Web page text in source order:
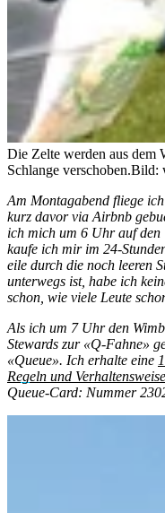
Die Zelte werden aus dem
Schlange verschoben.Bild:
Am Montagabend fliege
kurz davor via Airbnb
ich mich um 6 Uhr auf den
kaufe ich mir im 24-
eile durch die noch leeren
unterwegs ist, habe ich
schon, wie viele Leute
Als ich um 7 Uhr den
Stewards zur «Q-Fahne»
«Queue». Ich erhalte eine
Regeln und
Queue-Card: Nummer